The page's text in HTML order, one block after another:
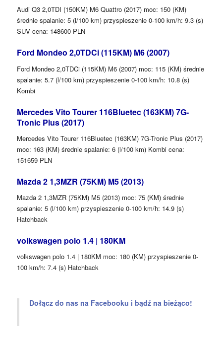
Audi Q3 2,0TDI (150KM) M6 Quattro (2017) moc: 150 (KM)
średnie spalanie: 5 (l/100 km) przyspieszenie 0-100 km/h: 9.3 (s)
SUV cena: 148600 PLN
Ford Mondeo 2,0TDCi (115KM) M6 (2007)
Ford Mondeo 2,0TDCi (115KM) M6 (2007) moc: 115 (KM) średnie
spalanie: 5.7 (l/100 km) przyspieszenie 0-100 km/h: 10.8 (s)
Kombi
Mercedes Vito Tourer 116Bluetec (163KM) 7G-
Tronic Plus (2017)
Mercedes Vito Tourer 116Bluetec (163KM) 7G-Tronic Plus (2017)
moc: 163 (KM) średnie spalanie: 6 (l/100 km) Kombi cena:
151659 PLN
Mazda 2 1,3MZR (75KM) M5 (2013)
Mazda 2 1,3MZR (75KM) M5 (2013) moc: 75 (KM) średnie
spalanie: 5 (l/100 km) przyspieszenie 0-100 km/h: 14.9 (s)
Hatchback
volkswagen polo 1.4 | 180KM
volkswagen polo 1.4 | 180KM moc: 180 (KM) przyspieszenie 0-
100 km/h: 7.4 (s) Hatchback
Dołącz do nas na Facebooku i bądź na bieżąco!